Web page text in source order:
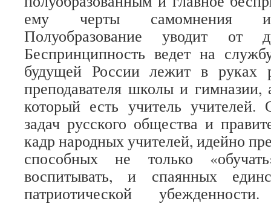
ему черты самомнения и
Полуобразование уводит
Беспринципность ведет на
будущей России лежит в руках
преподавателя школы и гимназии,
который есть учитель
задач русского общества и
кадр народных учителей, идейно
способных не только
воспитывать, и спаянных
патриотической